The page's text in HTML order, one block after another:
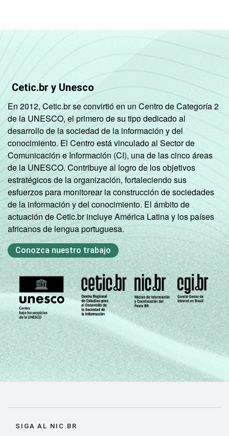
Cetic.br y Unesco
En 2012, Cetic.br se convirtió en un Centro de Categoría 2
de la UNESCO, el primero de su tipo dedicado al
desarrollo de la sociedad de la información y del
conocimiento. El Centro está vinculado al Sector de
Comunicación e Información (CI), una de las cinco áreas
de la UNESCO. Contribuye al logro de los objetivos
estratégicos de la organización, fortaleciendo sus
esfuerzos para monitorear la construcción de sociedades
de la información y del conocimiento. El ámbito de
actuación de Cetic.br incluye América Latina y los países
africanos de lengua portuguesa.
Conozca nuestro trabajo
SIGA AL NIC.BR